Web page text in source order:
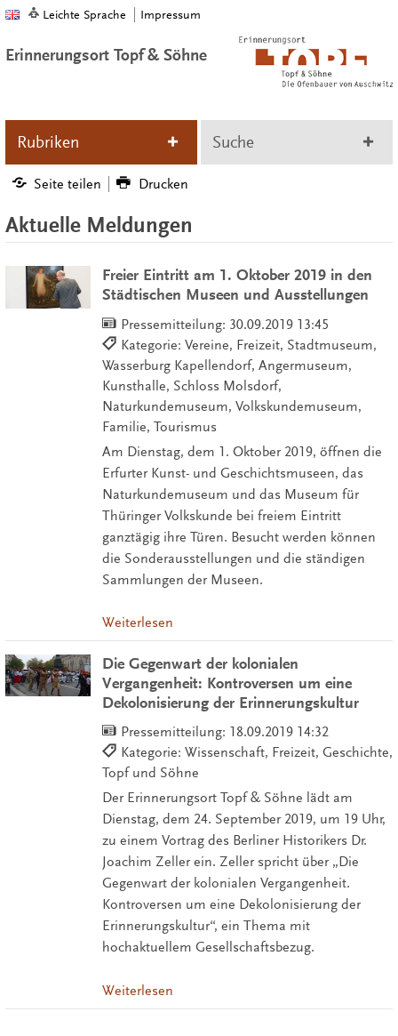
Leichte Sprache Impressum
Erinnerungsort Topf & Söhne
Rubriken Suche
Seite teilen Drucken
Aktuelle Meldungen
Freier Eintritt am 1. Oktober 2019 in den
Städtischen Museen und Ausstellungen
Pressemitteilung: 30.09.2019 13:45
Kategorie: Vereine, Freizeit, Stadtmuseum,
Wasserburg Kapellendorf, Angermuseum,
Kunsthalle, Schloss Molsdorf,
Naturkundemuseum, Volkskundemuseum,
Familie, Tourismus
Am Dienstag, dem 1. Oktober 2019, öffnen die
Erfurter Kunst- und Geschichtsmuseen, das
Naturkundemuseum und das Museum für
Thüringer Volkskunde bei freiem Eintritt
ganztägig ihre Türen. Besucht werden können
die Sonderausstellungen und die ständigen
Sammlungen der Museen.
Weiterlesen
Die Gegenwart der kolonialen
Vergangenheit: Kontroversen um eine
Dekolonisierung der Erinnerungskultur
Pressemitteilung: 18.09.2019 14:32
Kategorie: Wissenschaft, Freizeit, Geschichte,
Topf und Söhne
Der Erinnerungsort Topf & Söhne lädt am
Dienstag, dem 24. September 2019, um 19 Uhr,
zu einem Vortrag des Berliner Historikers Dr.
Joachim Zeller ein. Zeller spricht über „Die
Gegenwart der kolonialen Vergangenheit.
Kontroversen um eine Dekolonisierung der
Erinnerungskultur“, ein Thema mit
hochaktuellem Gesellschaftsbezug.
Weiterlesen